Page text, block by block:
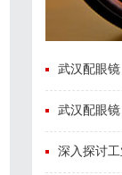
武汉配眼
武汉配眼
深入探讨工业铝